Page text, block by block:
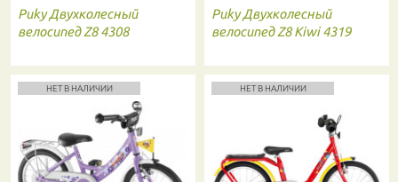
Puky Двухколесный
велосипед Z8 4308
Puky Двухколесный
велосипед Z8 Kiwi 4319
НЕТ В НАЛИЧИИ НЕТ В НАЛИЧИИ